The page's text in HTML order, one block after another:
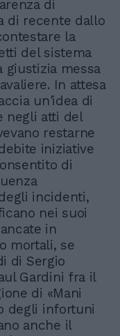
di
di recente dallo
la
del sistema
giustizia messa
In attesa
un'idea di
negli atti del
restarne
iniziative
di
incidenti,
nei suoi
in
mortali, se
di Sergio
Gardini fra il
di «Mani
degli infortuni
anche il